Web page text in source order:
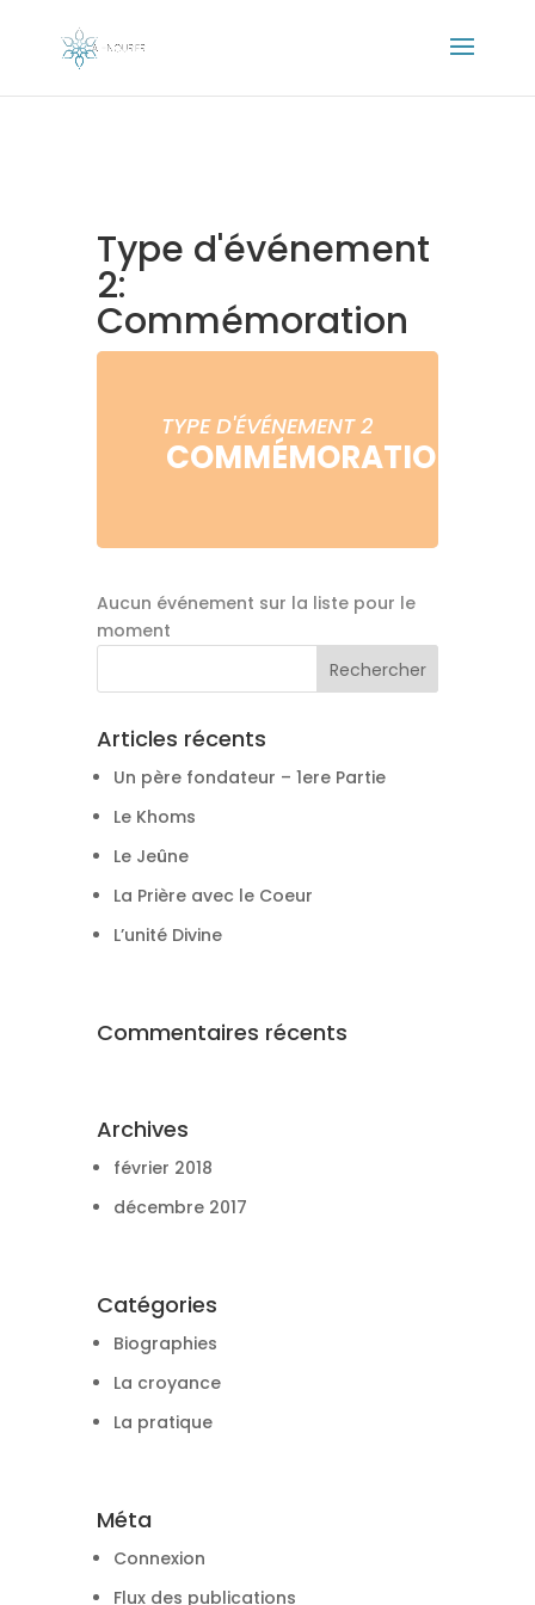
Type d'événement
2:
Commémoration
TYPE D'ÉVÉNEMENT 2
COMMÉMORATION
Aucun événement sur la liste pour le
moment
Articles récents
Un père fondateur – 1ere Partie
Le Khoms
Le Jeûne
La Prière avec le Coeur
L’unité Divine
Commentaires récents
Archives
février 2018
décembre 2017
Catégories
Biographies
La croyance
La pratique
Méta
Connexion
Flux des publications